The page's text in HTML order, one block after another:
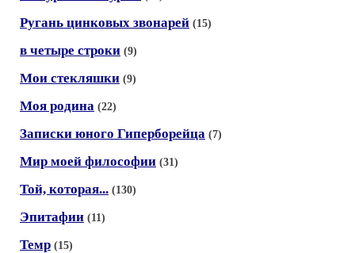
Ругань цинковых звонарей (15)
в четыре строки (9)
Мои стекляшки (9)
Моя родина (22)
Записки юного Гиперборейца (7)
Мир моей философии (31)
Той, которая... (130)
Эпитафии (11)
Темр (15)